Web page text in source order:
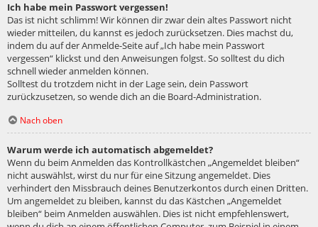
Ich habe mein Passwort vergessen!
Das ist nicht schlimm! Wir können dir zwar dein altes Passwort nicht
wieder mitteilen, du kannst es jedoch zurücksetzen. Dies machst du,
indem du auf der Anmelde-Seite auf „Ich habe mein Passwort
vergessen“ klickst und den Anweisungen folgst. So solltest du dich
schnell wieder anmelden können.
Solltest du trotzdem nicht in der Lage sein, dein Passwort
zurückzusetzen, so wende dich an die Board-Administration.
Nach oben
Warum werde ich automatisch abgemeldet?
Wenn du beim Anmelden das Kontrollkästchen „Angemeldet bleiben“
nicht auswählst, wirst du nur für eine Sitzung angemeldet. Dies
verhindert den Missbrauch deines Benutzerkontos durch einen Dritten.
Um angemeldet zu bleiben, kannst du das Kästchen „Angemeldet
bleiben“ beim Anmelden auswählen. Dies ist nicht empfehlenswert,